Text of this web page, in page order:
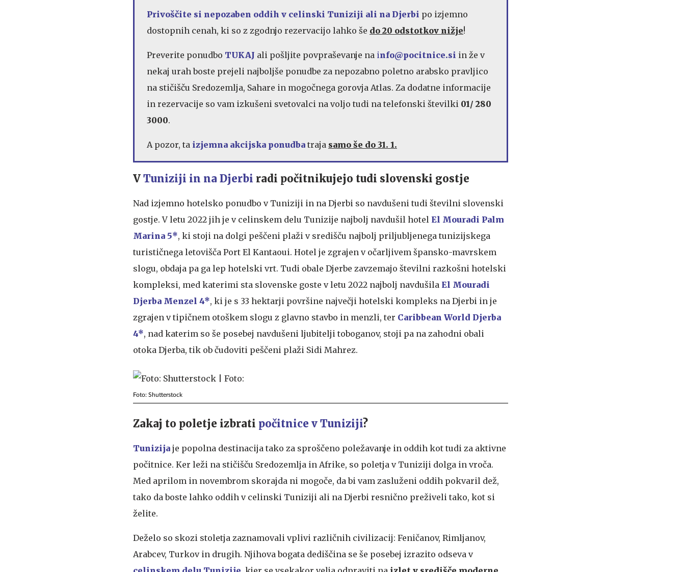
Privoščite si nepozaben oddih v celinski Tuniziji ali na Djerbi po izjemno
dostopnih cenah, ki so z zgodnjo rezervacijo lahko še do 20 odstotkov nižje!
Preverite ponudbo TUKAJ ali pošljite povpraševanje na info@pocitnice.si in že v
nekaj urah boste prejeli najboljše ponudbe za nepozabno poletno arabsko pravljico
na stičišču Sredozemlja, Sahare in mogočnega gorovja Atlas. Za dodatne informacije
in rezervacije so vam izkušeni svetovalci na voljo tudi na telefonski številki 01/ 280
3000.
A pozor, ta izjemna akcijska ponudba traja samo še do 31. 1.
V Tuniziji in na Djerbi radi počitnikujejo tudi slovenski gostje
Nad izjemno hotelsko ponudbo v Tuniziji in na Djerbi so navdušeni tudi številni slovenski
gostje. V letu 2022 jih je v celinskem delu Tunizije najbolj navdušil hotel El Mouradi Palm
Marina 5*, ki stoji na dolgi peščeni plaži v središču najbolj priljubljenega tunizijskega
turističnega letovišča Port El Kantaoui. Hotel je zgrajen v očarljivem špansko-mavrskem
slogu, obdaja pa ga lep hotelski vrt. Tudi obale Djerbe zavzemajo številni razkošni hotelski
kompleksi, med katerimi sta slovenske goste v letu 2022 najbolj navdušila El Mouradi
Djerba Menzel 4*, ki je s 33 hektarji površine največji hotelski kompleks na Djerbi in je
zgrajen v tipičnem otoškem slogu z glavno stavbo in menzli, ter Caribbean World Djerba
4*, nad katerim so še posebej navdušeni ljubitelji toboganov, stoji pa na zahodni obali
otoka Djerba, tik ob čudoviti peščeni plaži Sidi Mahrez.
Foto: Shutterstock
Zakaj to poletje izbrati počitnice v Tuniziji?
Tunizija je popolna destinacija tako za sproščeno poležavanje in oddih kot tudi za aktivne
počitnice. Ker leži na stičišču Sredozemlja in Afrike, so poletja v Tuniziji dolga in vroča.
Med aprilom in novembrom skorajda ni mogoče, da bi vam zasluženi oddih pokvaril dež,
tako da boste lahko oddih v celinski Tuniziji ali na Djerbi resnično preživeli tako, kot si
želite.
Deželo so skozi stoletja zaznamovali vplivi različnih civilizacij: Feničanov, Rimljanov,
Arabcev, Turkov in drugih. Njihova bogata dediščina se še posebej izrazito odseva v